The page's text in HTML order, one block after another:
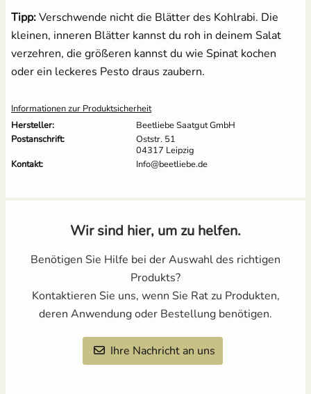
Tipp:Verschwende nicht die Blätter des Kohlrabi. Die
kleinen, inneren Blätter kannst du roh in deinem Salat
verzehren, die größeren kannst du wie Spinat kochen
oder ein leckeres Pesto draus zaubern.
Informationen zur Produktsicherheit
Hersteller:
Beetliebe Saatgut GmbH
Postanschrift:
Oststr. 51
04317 Leipzig
Kontakt:
Info@beetliebe.de
Wir sind hier, um zu helfen.
Benötigen Sie Hilfe bei der Auswahl des richtigen
Produkts?
Kontaktieren Sie uns, wenn Sie Rat zu Produkten,
deren Anwendung oder Bestellung benötigen.
Ihre Nachricht an uns